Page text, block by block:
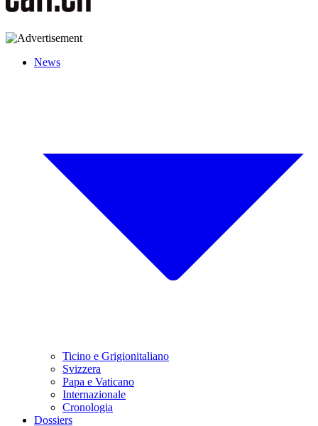
News
Ticino e Grigionitaliano
Svizzera
Papa e Vaticano
Internazionale
Cronologia
Dossiers